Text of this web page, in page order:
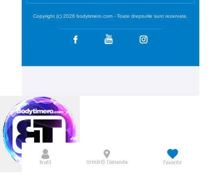
Copyright (c) 2026 bodytimero.com - Toate drepturile sunt rezervate.
Profil Urmăriți Comanda Favorite